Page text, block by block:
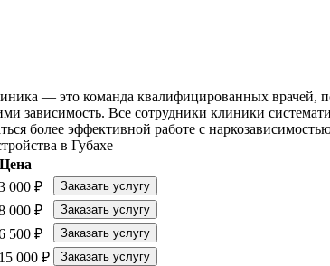
— это команда квалифицированных врачей,
зависимость. Все сотрудники клиники
более эффективной работе с
в Губахе
Цена
000 ₽ Заказать услугу
000 ₽ Заказать услугу
500 ₽ Заказать услугу
000 ₽ Заказать услугу